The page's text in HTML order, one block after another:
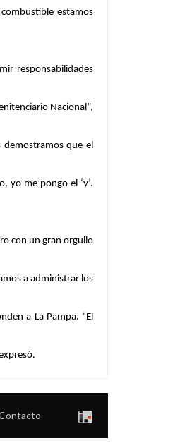
estamos
responsabilidades
Nacional”,
demostramos que el
yo me pongo el ‘y’.
con un gran orgullo
a administrar los
a La Pampa. “El